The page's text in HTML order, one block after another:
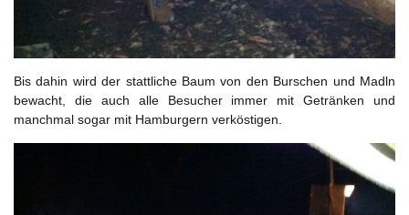
Bis dahin wird der stattliche Baum von den Burschen und Madln
bewacht, die auch alle Besucher immer mit Getränken und
manchmal sogar mit Hamburgern verköstigen.